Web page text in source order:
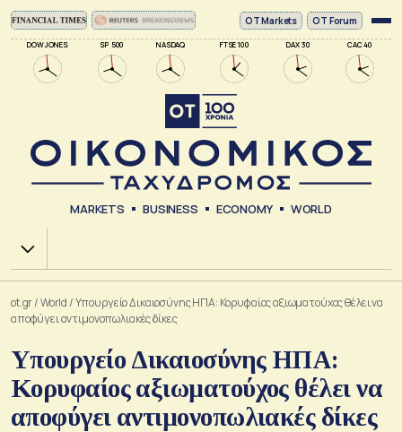
DOW JONES SP 500 NASDAQ FTSE 100 DAX 30 CAC 40
ΟΤ Markets OT Forum
MARKETS BUSINESS ECONOMY WORLD
Χ.Α.
ot.gr/World /Υπουργείο Δικαιοσύνης ΗΠΑ: Κορυφαίος αξιωματούχος θέλει να
αποφύγει αντιμονοπωλιακές δίκες
Υπουργείο Δικαιοσύνης ΗΠΑ:
Κορυφαίος αξιωματούχος θέλει να
αποφύγει αντιμονοπωλιακές δίκες